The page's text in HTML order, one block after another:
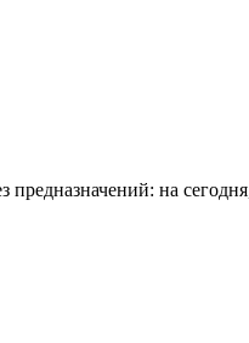
предназначений: на